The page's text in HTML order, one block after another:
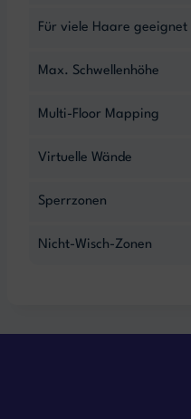
Für viele Haare geeignet
Max. Schwellenhöhe
Multi-Floor Mapping
Virtuelle Wände
Sperrzonen
Nicht-Wisch-Zonen